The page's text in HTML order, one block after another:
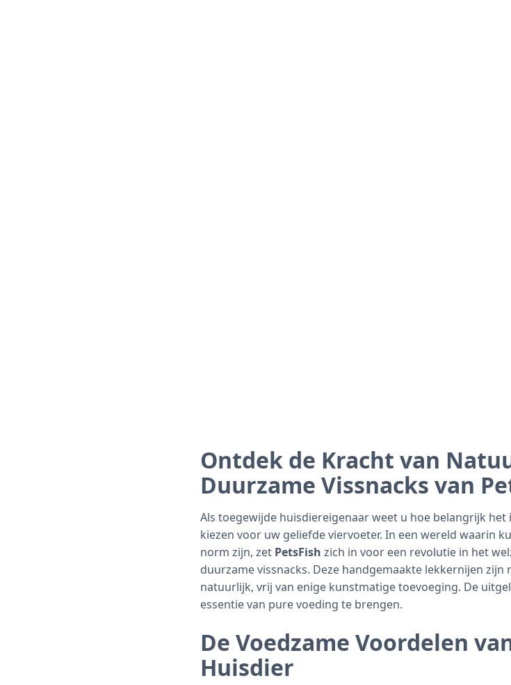
Ontdek de Kracht van
Duurzame Vissnacks van
Als toegewijde huisdiereigenaar weet u hoe belangrijk
kiezen voor uw geliefde viervoeter. In een wereld waarin
norm zijn, zet PetsFish zich in voor een revolutie in het
duurzame vissnacks. Deze handgemaakte lekkernijen
natuurlijk, vrij van enige kunstmatige toevoeging. De
essentie van pure voeding te brengen.
De Voedzame Voordelen
Huisdier